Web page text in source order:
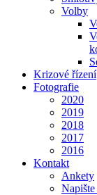
Volby
Krizové řízení
Fotografie
2020
2019
2018
2017
2016
Kontakt
Ankety
Napište